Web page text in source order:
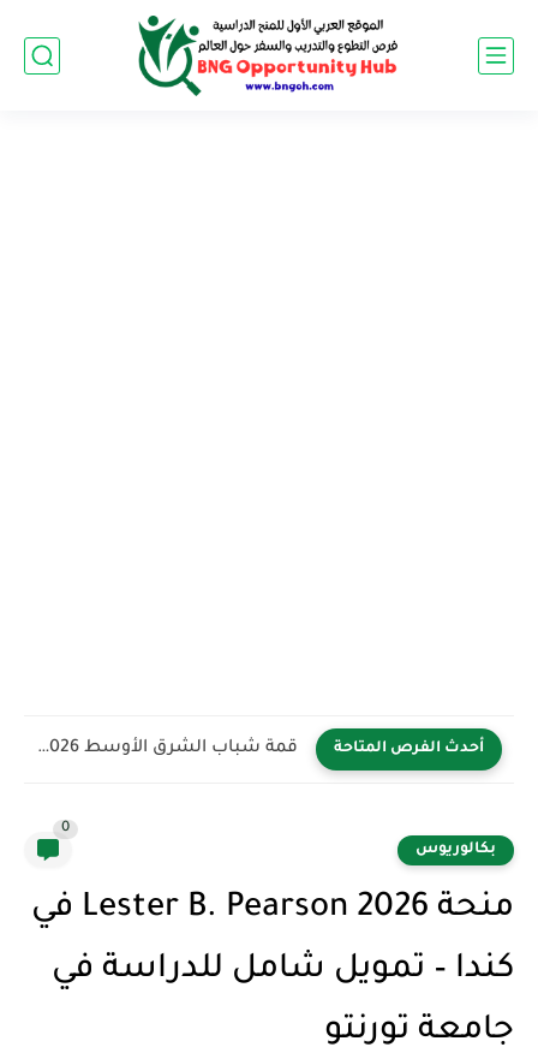
أحدث الفرص المتاحة قمة شباب الشرق الأوسط YBB 2026 في المملكة العربية السعودية...
بكالوريوس
0
منحة Lester B. Pearson 2026 في
كندا – تمويل شامل للدراسة في
جامعة تورنتو